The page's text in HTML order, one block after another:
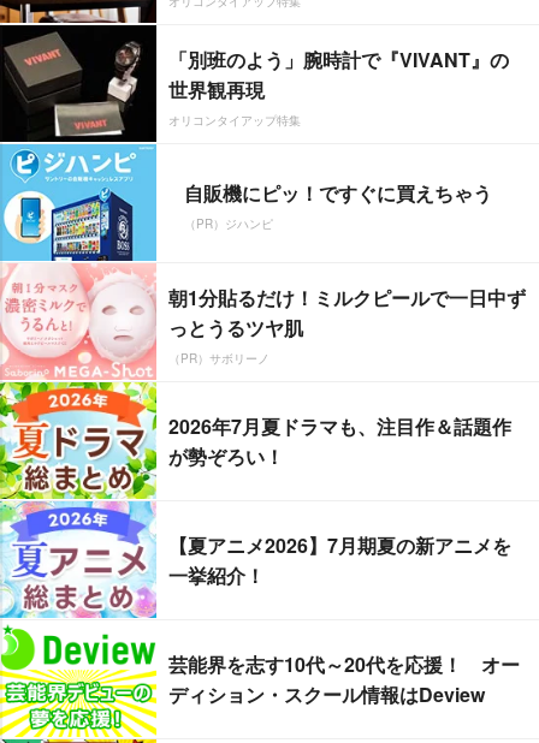
「別班のよう」腕時計で『VIVANT』の
世界観再現
オリコンタイアップ特集
自販機にピッ！ですぐに買えちゃう
（PR）ジハンピ
朝1分貼るだけ！ミルクピールで一日中ず
っとうるツヤ肌
（PR）サボリーノ
2026年7月夏ドラマも、注目作＆話題作
が勢ぞろい！
【夏アニメ2026】7月期夏の新アニメを
一挙紹介！
芸能界を志す10代～20代を応援！ オー
ディション・スクール情報はDeview